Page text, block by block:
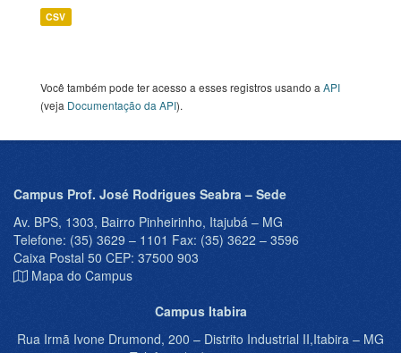
CSV
Você também pode ter acesso a esses registros usando a API
(veja Documentação da API).
Campus Prof. José Rodrigues Seabra – Sede
Av. BPS, 1303, Bairro Pinheirinho, Itajubá – MG
Telefone: (35) 3629 – 1101 Fax: (35) 3622 – 3596
Caixa Postal 50 CEP: 37500 903
Mapa do Campus
Campus Itabira
Rua Irmã Ivone Drumond, 200 – Distrito Industrial II,Itabira – MG